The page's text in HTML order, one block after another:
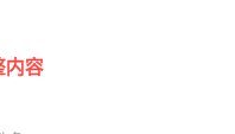
闻列表、内容页、
以大图、文字链、
内容